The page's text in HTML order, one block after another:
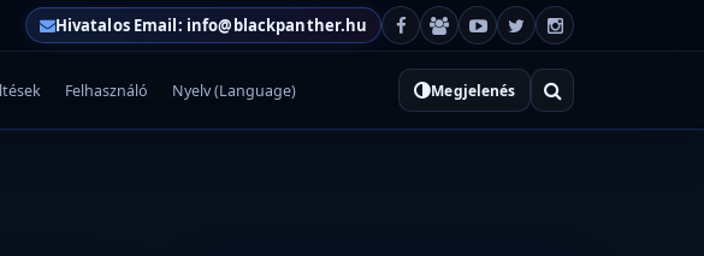
Hivatalos Email: info@blackpanther.hu
Felhasználó Nyelv (Language) Megjelenés